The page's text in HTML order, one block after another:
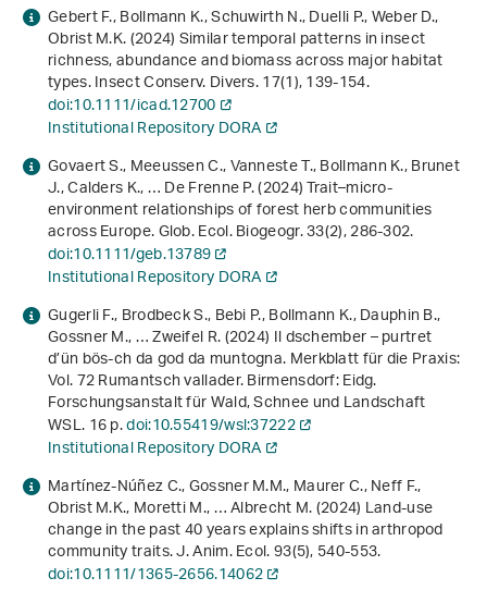
Gebert F., Bollmann K., Schuwirth N., Duelli P., Weber D.,
Obrist M.K. (2024) Similar temporal patterns in insect
richness, abundance and biomass across major habitat
types. Insect Conserv. Divers.17(1), 139-154.
doi:10.1111/icad.12700
Institutional Repository DORA
Govaert S., Meeussen C., Vanneste T., Bollmann K., Brunet
J., Calders K., … De Frenne P. (2024) Trait–micro‐
environment relationships of forest herb communities
across Europe. Glob. Ecol. Biogeogr.33(2), 286-302.
doi:10.1111/geb.13789
Institutional Repository DORA
Gugerli F., Brodbeck S., Bebi P., Bollmann K., Dauphin B.,
Gossner M., … Zweifel R. (2024)Il dschember – purtret
d’ün bös-ch da god da muntogna. Merkblatt für die Praxis:
Vol. 72 Rumantsch vallader. Birmensdorf: Eidg.
Forschungsanstalt für Wald, Schnee und Landschaft
WSL. 16 p.doi:10.55419/wsl:37222
Institutional Repository DORA
Martínez‐Núñez C., Gossner M.M., Maurer C., Neff F.,
Obrist M.K., Moretti M., … Albrecht M. (2024) Land‐use
change in the past 40 years explains shifts in arthropod
community traits. J. Anim. Ecol.93(5), 540-553.
doi:10.1111/1365-2656.14062